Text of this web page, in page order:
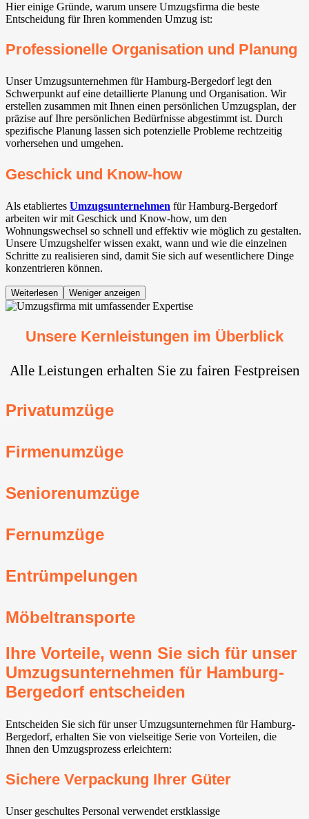
Hier einige Gründe, warum unsere Umzugsfirma die beste
Entscheidung für Ihren kommenden Umzug ist:
Professionelle Organisation und Planung
Unser Umzugsunternehmen für Hamburg-Bergedorf legt den
Schwerpunkt auf eine detaillierte Planung und Organisation. Wir
erstellen zusammen mit Ihnen einen persönlichen Umzugsplan, der
präzise auf Ihre persönlichen Bedürfnisse abgestimmt ist. Durch
spezifische Planung lassen sich potenzielle Probleme rechtzeitig
vorhersehen und umgehen.
Geschick und Know-how
Als etabliertes Umzugsunternehmen für Hamburg-Bergedorf
arbeiten wir mit Geschick und Know-how, um den
Wohnungswechsel so schnell und effektiv wie möglich zu gestalten.
Unsere Umzugshelfer wissen exakt, wann und wie die einzelnen
Schritte zu realisieren sind, damit Sie sich auf wesentlichere Dinge
konzentrieren können.
Weiterlesen Weniger anzeigen
Unsere Kernleistungen im Überblick
Alle Leistungen erhalten Sie zu fairen Festpreisen
Privatumzüge
Firmenumzüge
Seniorenumzüge
Fernumzüge
Entrümpelungen
Möbeltransporte
Ihre Vorteile, wenn Sie sich für unser
Umzugsunternehmen für Hamburg-
Bergedorf entscheiden
Entscheiden Sie sich für unser Umzugsunternehmen für Hamburg-
Bergedorf, erhalten Sie von vielseitige Serie von Vorteilen, die
Ihnen den Umzugsprozess erleichtern:
Sichere Verpackung Ihrer Güter
Unser geschultes Personal verwendet erstklassige